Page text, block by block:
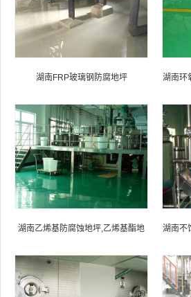
湖南FRP玻璃钢防腐地坪 湖南环
湖南乙烯基防腐蚀地坪,乙烯基酯地
腐蚀地坪,乙烯基重防腐地坪,乙烯基
湖南不